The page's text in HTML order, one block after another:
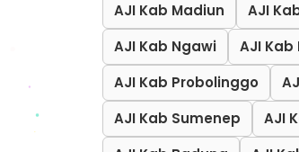
AJI Kab Madiun
AJI
AJI Kab Ngawi
AJI
AJI Kab Probolinggo
AJI Kab Sumenep
AJI